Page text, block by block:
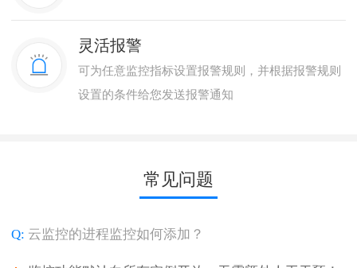
灵活报警
可为任意监控指标设置报警规则，并根据报警规则
设置的条件给您发送报警通知
常见问题
Q: 云监控的进程监控如何添加？